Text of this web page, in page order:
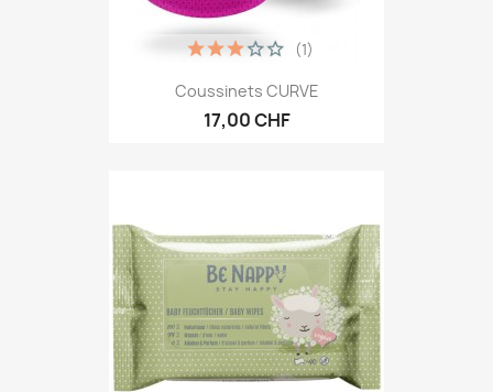
Coussinets CURVE
17,00 CHF
(1)